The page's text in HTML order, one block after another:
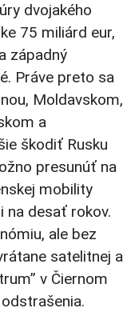
dvojakého
75 miliárd eur,
západný
Práve preto sa
Moldavskom,
a
škodiť Rusku
presunúť na
mobility
na desať rokov.
ale bez
satelitnej a
v Čiernom